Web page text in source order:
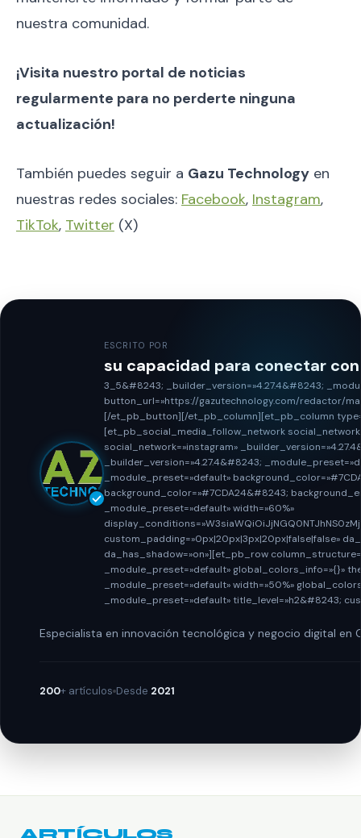
nuestra comunidad.
¡Visita nuestro portal de noticias
regularmente para no perderte ninguna
actualización!
También puedes seguir a Gazu Technology en
nuestras redes sociales: Facebook, Instagram,
TikTok, Twitter (X)
ESCRITO POR
su capacidad para conectar
3_5&#8243; _builder_version=»4.27.4&#8243;
button_url=»https://gazutechnology.com/redactor/
[/et_pb_button][/et_pb_column][et_pb_column
[et_pb_social_media_follow_network
social_network=»instagram»
_builder_version=»4.27.4&#8243;
_module_preset=»default»
background_color=»#7CDA24&#8243;
_module_preset=»default» width=»60%»
custom_padding=»0px|20px|3px|20px|false|false»
da_has_shadow=»on»][et_pb_row
_module_preset=»default» global_colors_info=»{}»
_module_preset=»default» width=»50%»
_module_preset=»default» title_level=»h2&#8243;
Especialista en innovación tecnológica y negocio digital en
200+ artículos Desde 2021